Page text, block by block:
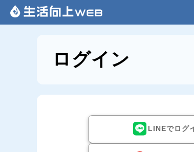
ログイン
LINEでログ